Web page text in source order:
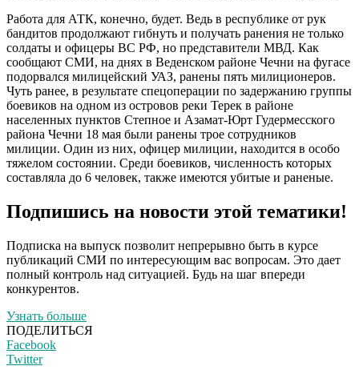
Работа для АТК, конечно, будет. Ведь в республике от рук
бандитов продолжают гибнуть и получать ранения не только
солдаты и офицеры ВС РФ, но представители МВД. Как
сообщают СМИ, на днях в Веденском районе Чечни на фугасе
подорвался милицейский УАЗ, ранены пять милиционеров.
Чуть ранее, в результате спецоперации по задержанию группы
боевиков на одном из островов реки Терек в районе
населенных пунктов Степное и Азамат-Юрт Гудермесского
района Чечни 18 мая были ранены трое сотрудников
милиции. Один из них, офицер милиции, находится в особо
тяжелом состоянии. Среди боевиков, численность которых
составляла до 6 человек, также имеются убитые и раненые.
Подпишись на новости этой тематики!
Подписка на выпуск позволит непрерывно быть в курсе
публикаций СМИ по интересующим вас вопросам. Это дает
полный контроль над ситуацией. Будь на шаг впереди
конкурентов.
Узнать больше
ПОДЕЛИТЬСЯ
Facebook
Twitter